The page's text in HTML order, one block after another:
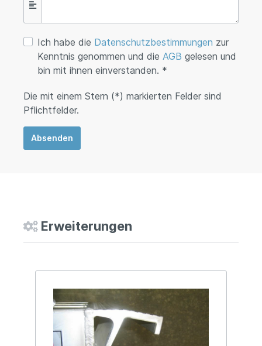
Ich habe die Datenschutzbestimmungen zur
Kenntnis genommen und die AGB gelesen und
bin mit ihnen einverstanden. *
Die mit einem Stern (*) markierten Felder sind
Pflichtfelder.
Absenden
Erweiterungen